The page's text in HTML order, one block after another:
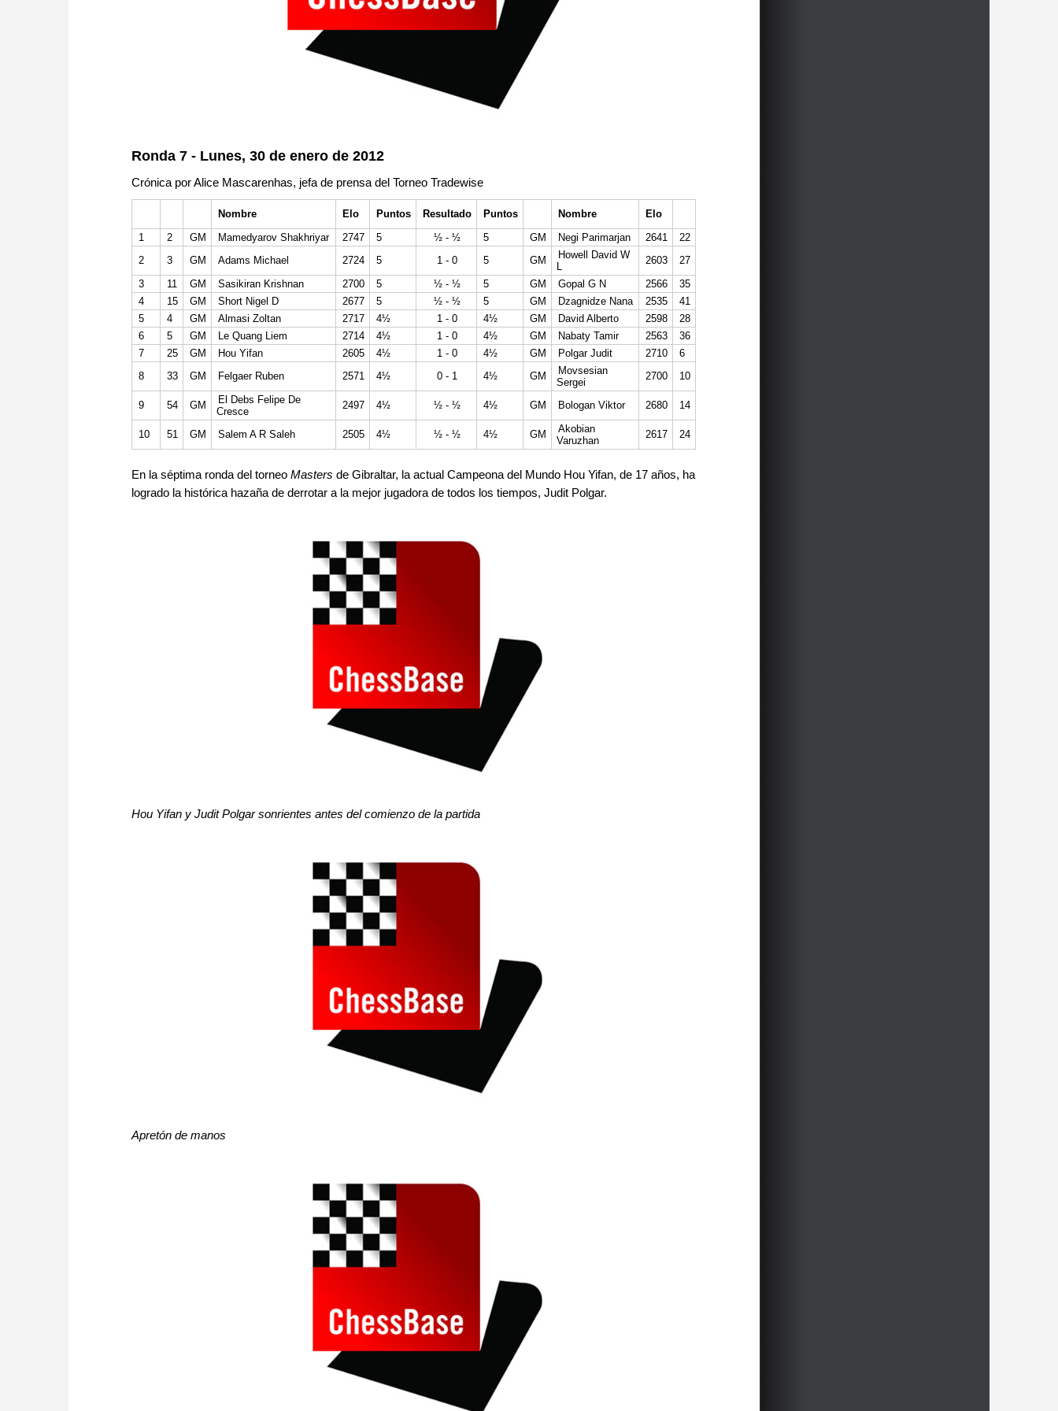
Ronda 7 - Lunes, 30 de enero de 2012
Crónica por Alice Mascarenhas, jefa de prensa del Torneo Tradewise
Nombre Elo Puntos Resultado Puntos Nombre
Elo
1
2 GM Mamedyarov Shakhriyar 2747 5 ½ - ½ 5 GM Negi Parimarjan 2641
22
2
3 GM Adams Michael 2724 5 1 - 0 5 GM
Howell David W
L
2603
27
3
11 GM Sasikiran Krishnan 2700 5 ½ - ½ 5 GM Gopal G N 2566
35
4
15 GM Short Nigel D 2677 5 ½ - ½ 5 GM Dzagnidze Nana 2535
41
5
4 GM Almasi Zoltan 2717 4½ 1 - 0 4½ GM David Alberto 2598
28
6
5 GM Le Quang Liem 2714 4½ 1 - 0 4½ GM Nabaty Tamir 2563
36
7
25 GM Hou Yifan 2605 4½ 1 - 0 4½ GM Polgar Judit 2710
6
8
33 GM Felgaer Ruben 2571 4½ 0 - 1 4½ GM
Movsesian
Sergei
2700 10
9 54 GM
El Debs Felipe De
Cresce
2497 4½ ½ - ½ 4½ GM Bologan Viktor 2680 14
10 51 GM Salem A R Saleh 2505 4½ ½ - ½ 4½ GM
Akobian
Varuzhan
2617 24
En la séptima ronda del torneo Masters de Gibraltar, la actual Campeona del Mundo Hou Yifan, de 17 años, ha
logrado la histórica hazaña de derrotar a la mejor jugadora de todos los tiempos, Judit Polgar.
Hou Yifan y Judit Polgar sonrientes antes del comienzo de la partida
Apretón de manos